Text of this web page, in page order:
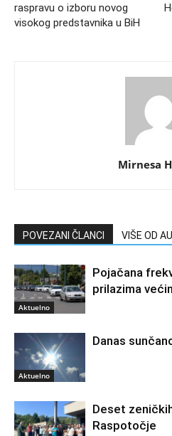
raspravu o izboru novog
visokog predstavnika u BiH
Mirnesa
POVEZANI ČLANCI VIŠE OD
Aktuelno
Pojačana
prilazima
Aktuelno
Danas
Deset
Raspotočje